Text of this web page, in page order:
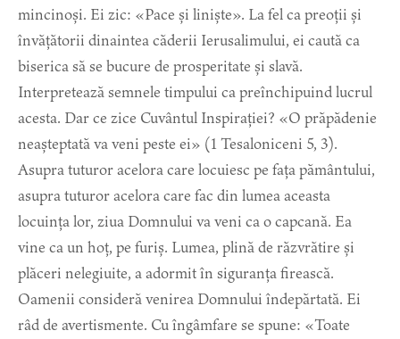
mincinoși. Ei zic: «Pace și liniște». La fel ca preoții și
învățătorii dinaintea căderii Ierusalimului, ei caută ca
biserica să se bucure de prosperitate și slavă.
Interpretează semnele timpului ca preînchipuind lucrul
acesta. Dar ce zice Cuvântul Inspirației? «O prăpădenie
neașteptată va veni peste ei» (1 Tesaloniceni 5, 3).
Asupra tuturor acelora care locuiesc pe fața pământului,
asupra tuturor acelora care fac din lumea aceasta
locuința lor, ziua Domnului va veni ca o capcană. Ea
vine ca un hoț, pe furiș. Lumea, plină de răzvrătire și
plăceri nelegiuite, a adormit în siguranța firească.
Oamenii consideră venirea Domnului îndepărtată. Ei
râd de avertismente. Cu îngâmfare se spune: «Toate